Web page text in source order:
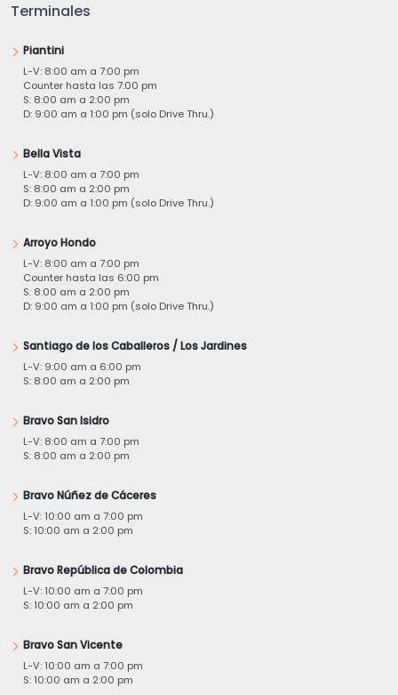
Terminales
Piantini
L-V: 8:00 am a 7:00 pm
Counter hasta las 7:00 pm
S: 8:00 am a 2:00 pm
D: 9:00 am a 1:00 pm (solo Drive Thru.)
Bella Vista
L-V: 8:00 am a 7:00 pm
S: 8:00 am a 2:00 pm
D: 9:00 am a 1:00 pm (solo Drive Thru.)
Arroyo Hondo
L-V: 8:00 am a 7:00 pm
Counter hasta las 6:00 pm
S: 8:00 am a 2:00 pm
D: 9:00 am a 1:00 pm (solo Drive Thru.)
Santiago de los Caballeros / Los Jardines
L-V: 9:00 am a 6:00 pm
S: 8:00 am a 2:00 pm
Bravo San Isidro
L-V: 8:00 am a 7:00 pm
S: 8:00 am a 2:00 pm
Bravo Núñez de Cáceres
L-V: 10:00 am a 7:00 pm
S: 10:00 am a 2:00 pm
Bravo República de Colombia
L-V: 10:00 am a 7:00 pm
S: 10:00 am a 2:00 pm
Bravo San Vicente
L-V: 10:00 am a 7:00 pm
S: 10:00 am a 2:00 pm